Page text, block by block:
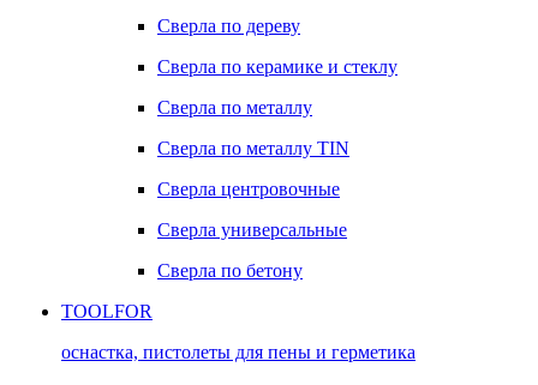
Сверла по дереву
Сверла по керамике и стеклу
Сверла по металлу
Сверла по металлу TIN
Сверла центровочные
Сверла универсальные
Сверла по бетону
TOOLFOR
оснастка, пистолеты для пены и герметика